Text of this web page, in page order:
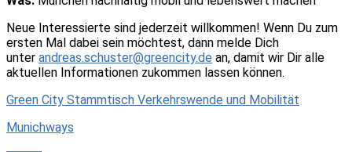
Neue Interessierte sind jederzeit willkommen! Wenn Du zum
ersten Mal dabei sein möchtest, dann melde Dich
unter andreas.schuster@greencity.de an, damit wir Dir alle
aktuellen Informationen zukommen lassen können.
Green City Stammtisch Verkehrswende und Mobilität
Munichways